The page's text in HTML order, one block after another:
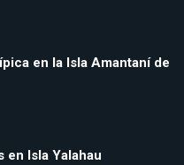
en la Isla Amantaní de
en Isla Yalahau